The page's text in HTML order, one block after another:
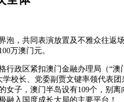
共同表演放置及不雅众往返
万澳门元。
区紧扣澳门金融办理局（“澳
校长、党委副贾文键率领代表
子，澳门半岛设有109个，别
融入国度成长大局的主要平台！